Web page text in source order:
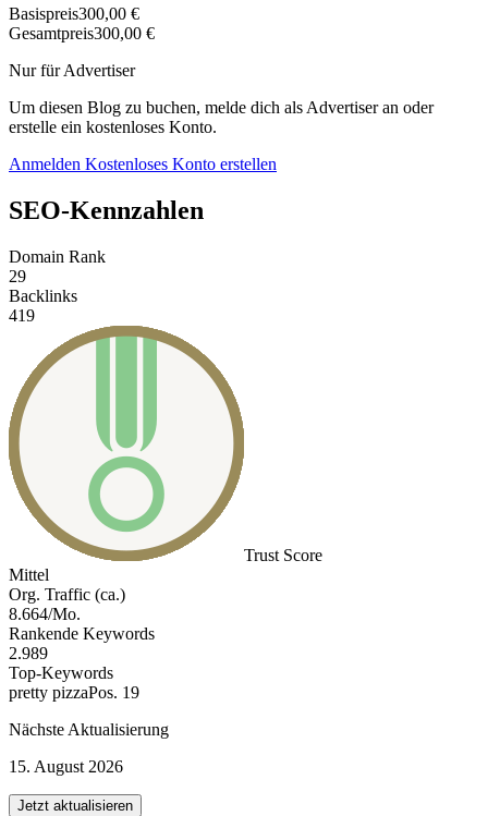
Basispreis300,00 €
Gesamtpreis300,00 €
Nur für Advertiser
Um diesen Blog zu buchen, melde dich als Advertiser an oder
erstelle ein kostenloses Konto.
Anmelden Kostenloses Konto erstellen
SEO-Kennzahlen
Domain Rank
29
Backlinks
419
Trust Score
Mittel
Org. Traffic (ca.)
8.664/Mo.
Rankende Keywords
2.989
Top-Keywords
pretty pizzaPos. 19
Nächste Aktualisierung
15. August 2026
Jetzt aktualisieren